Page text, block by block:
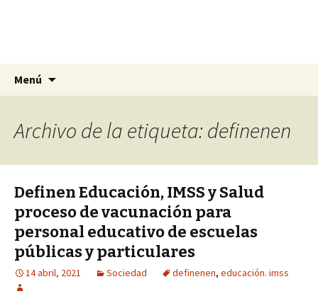
La Yunta de Tepic
La nueva opción en información
Menú
Archivo de la etiqueta: definenen
Definen Educación, IMSS y Salud
proceso de vacunación para
personal educativo de escuelas
públicas y particulares
14 abril, 2021 Sociedad definenen, educación. imss